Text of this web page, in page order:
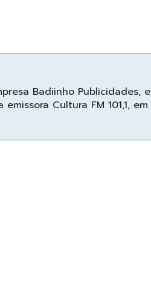
Badiinho Publicidades, e
Cultura FM 101,1, em